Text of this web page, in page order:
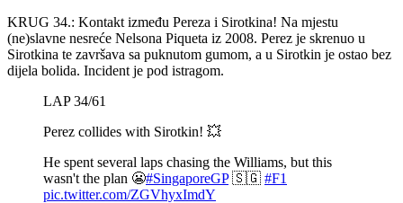
KRUG 34.: Kontakt između Pereza i Sirotkina! Na mjestu
(ne)slavne nesreće Nelsona Piqueta iz 2008. Perez je skrenuo u
Sirotkina te završava sa puknutom gumom, a u Sirotkin je ostao bez
dijela bolida. Incident je pod istragom.
LAP 34/61
Perez collides with Sirotkin! 💥
He spent several laps chasing the Williams, but this
wasn't the plan 😬#SingaporeGP🇸🇬 #F1
pic.twitter.com/ZGVhyxImdY